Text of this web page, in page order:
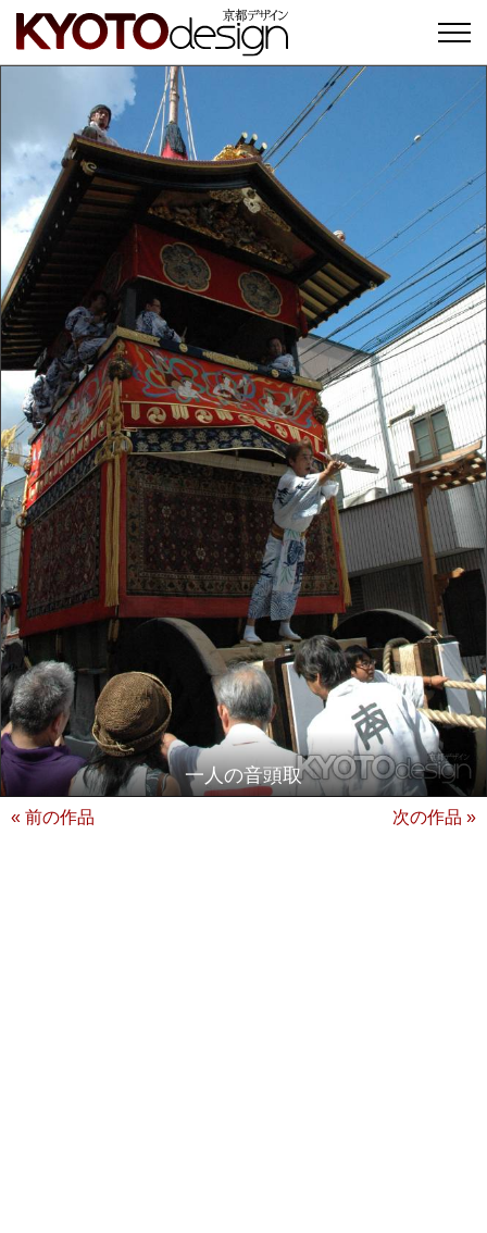
一人の音頭取
« 前の作品 次の作品 »